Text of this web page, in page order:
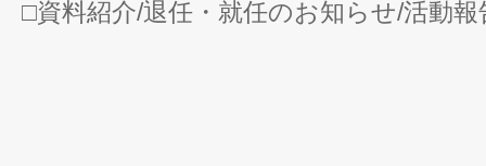
□資料紹介/退任・就任のお知らせ/活動報